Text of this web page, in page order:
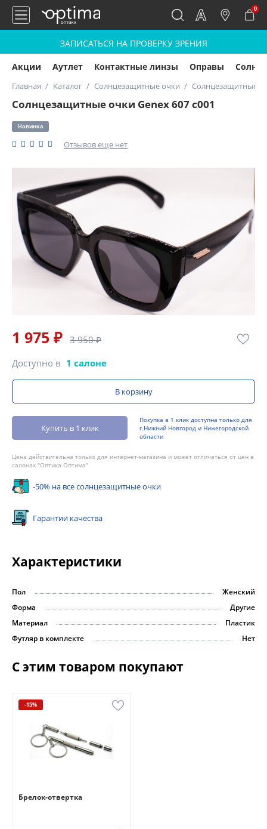
0
ЗАПИСАТЬСЯ НА ПРОВЕРКУ ЗРЕНИЯ
Акции Аутлет Контактные линзы Оправы
Главная Каталог Солнцезащитные очки Солнцезащитные
Солнцезащитные очки Genex 607 с001
Новинка
Отзывов еще нет
1 975 ₽ 3 950 ₽
Доступно в 1 салоне
В корзину
Купить в 1 клик
Покупка в 1 клик доступна только для
г.Нижний Новгород и Нижегородской
области
Цена действительна только для интернет-магазина и может отличаться от цен в
салонах "Оптика Оптима"
-50% на все солнцезащитные очки
Гарантии качества
Характеристики
Пол
Женский
Форма
Другие
Материал
Пластик
Футляр в комплекте
Нет
С этим товаром покупают
-15%
Брелок-отвертка